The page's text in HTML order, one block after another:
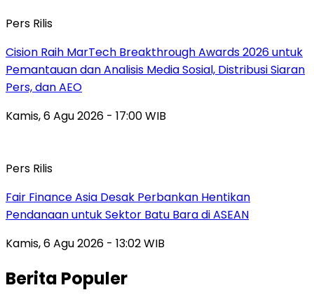
Pers Rilis
Cision Raih MarTech Breakthrough Awards 2026 untuk
Pemantauan dan Analisis Media Sosial, Distribusi Siaran
Pers, dan AEO
Kamis, 6 Agu 2026 - 17:00 WIB
Pers Rilis
Fair Finance Asia Desak Perbankan Hentikan
Pendanaan untuk Sektor Batu Bara di ASEAN
Kamis, 6 Agu 2026 - 13:02 WIB
Berita Populer